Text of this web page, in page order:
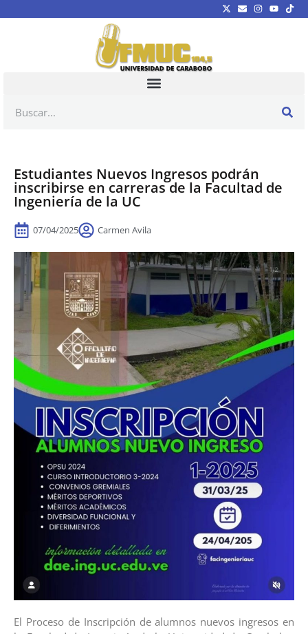
Estudiantes Nuevos Ingresos podrán
inscribirse en carreras de la Facultad de
Ingeniería de la UC
07/04/2025 Carmen Avila
El Proceso de Inscripción de alumnos nuevos ingresos en